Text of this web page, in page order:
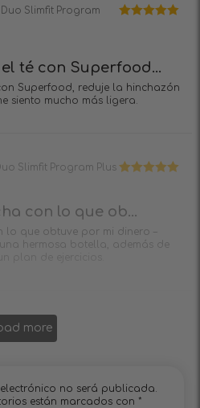
Duo Slimfit Program
té con Superfood...
Superfood, reduje la hinchazón
siento mucho más ligera.
Slimfit Program Plus
con lo que ob...
lo que obtuve por mi dinero –
hermosa botella, además de
more
no será publicada.
están marcados con *